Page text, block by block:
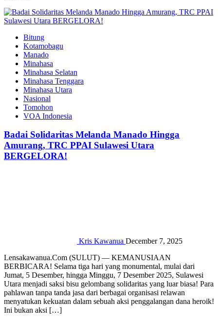
Bitung
Kotamobagu
Manado
Minahasa
Minahasa Selatan
Minahasa Tenggara
Minahasa Utara
Nasional
Tomohon
VOA Indonesia
Badai Solidaritas Melanda Manado Hingga
Amurang, TRC PPAI Sulawesi Utara
BERGELORA!
Kris Kawanua December 7, 2025
‎‎Lensakawanua.Com (SULUT) — KEMANUSIAAN
BERBICARA! Selama tiga hari yang monumental, mulai dari
Jumat, 5 Desember, hingga Minggu, 7 Desember 2025, Sulawesi
Utara menjadi saksi bisu gelombang solidaritas yang luar biasa! ‎‎Para
pahlawan tanpa tanda jasa dari berbagai organisasi relawan
menyatukan kekuatan dalam sebuah aksi penggalangan dana heroik!‎‎
Ini bukan aksi […]